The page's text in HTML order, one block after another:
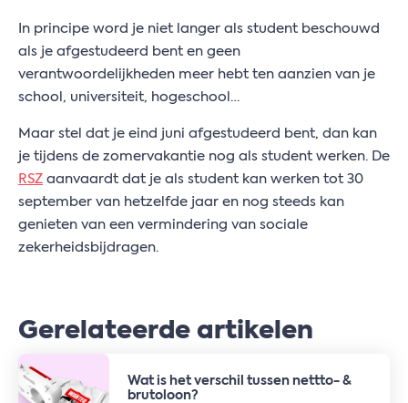
In principe word je niet langer als student beschouwd
als je afgestudeerd bent en geen
verantwoordelijkheden meer hebt ten aanzien van je
school, universiteit, hogeschool…
Maar stel dat je eind juni afgestudeerd bent, dan kan
je tijdens de zomervakantie nog als student werken. De
RSZ aanvaardt dat je als student kan werken tot 30
september van hetzelfde jaar en nog steeds kan
genieten van een vermindering van sociale
zekerheidsbijdragen.
Gerelateerde artikelen
Wat is het verschil tussen nettto- &
brutoloon?